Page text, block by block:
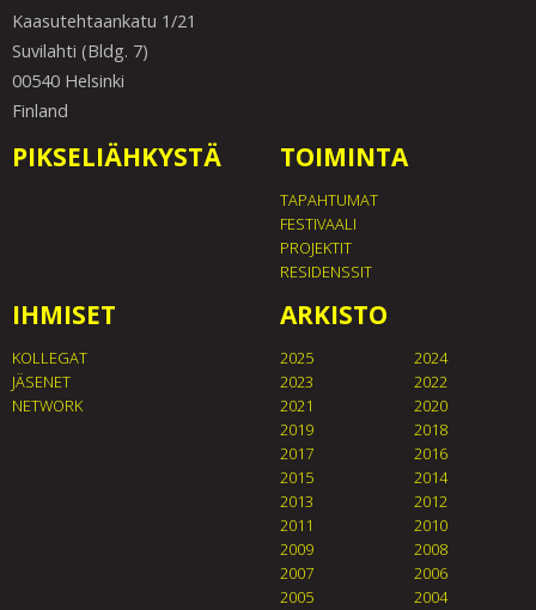
Kaasutehtaankatu 1/21
Suvilahti (Bldg. 7)
00540 Helsinki
Finland
PIKSELIÄHKYSTÄ TOIMINTA
TAPAHTUMAT
FESTIVAALI
PROJEKTIT
RESIDENSSIT
IHMISET
KOLLEGAT
JÄSENET
NETWORK
ARKISTO
2025
2024
2023
2022
2021
2020
2019
2018
2017
2016
2015
2014
2013
2012
2011
2010
2009
2008
2007
2006
2005
2004